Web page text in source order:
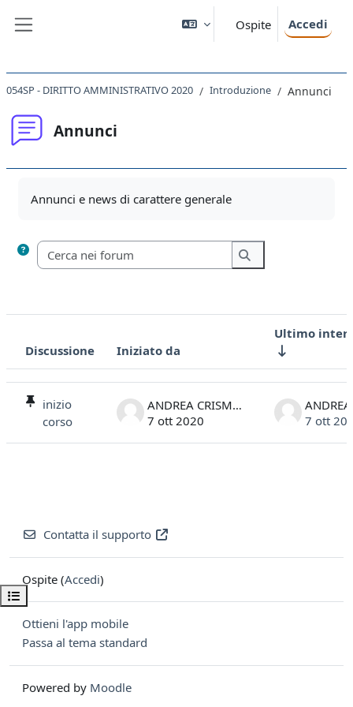
Ospite Accedi
Apri indice del corso
054SP - DIRITTO AMMINISTRATIVO 2020 Introduzione Annunci
Annunci
Annunci e news di carattere generale
Cerca nei forum
Cerca nei forum
Stato
Discussione Iniziato da
Ultimo
inizio
corso
ANDREA CRISMANI
7 ott 2020
7 ott
Contatta il supporto
Ospite (Accedi)
Ottieni l'app mobile
Passa al tema standard
Powered by Moodle